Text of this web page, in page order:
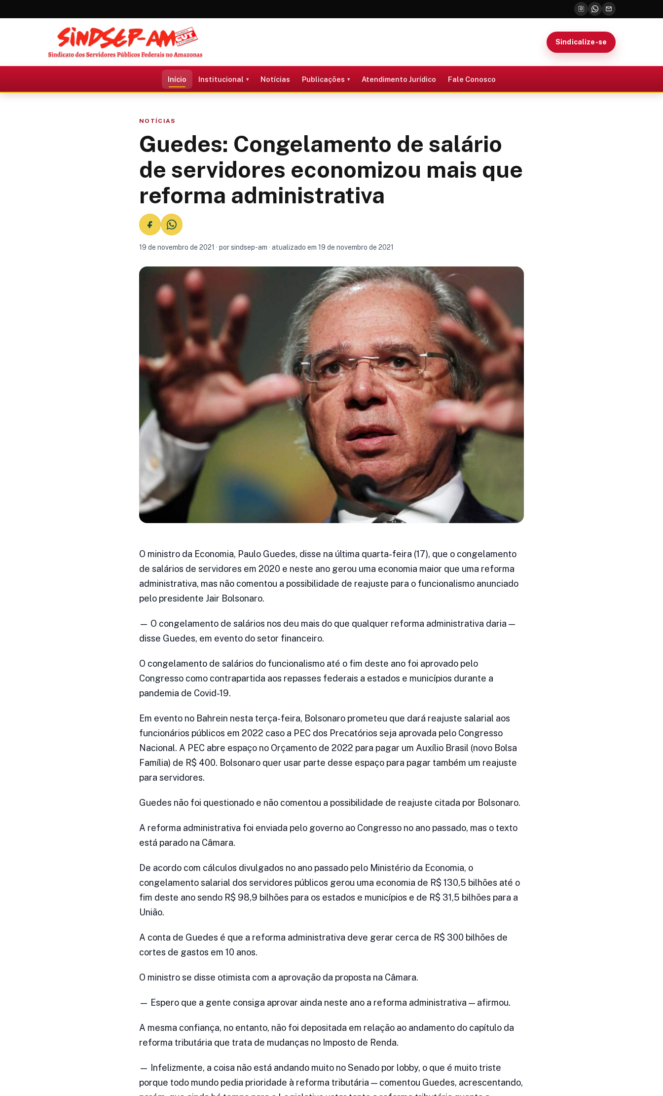
Sindicalize-se
Início Institucional Notícias Publicações Atendimento Jurídico Fale Conosco
NOTÍCIAS
Guedes: Congelamento de salário
de servidores economizou mais que
reforma administrativa
19 de novembro de 2021 · por sindsep-am · atualizado em 19 de novembro de 2021
O ministro da Economia, Paulo Guedes, disse na última quarta-feira (17), que o congelamento
de salários de servidores em 2020 e neste ano gerou uma economia maior que uma reforma
administrativa, mas não comentou a possibilidade de reajuste para o funcionalismo anunciado
pelo presidente Jair Bolsonaro.
— O congelamento de salários nos deu mais do que qualquer reforma administrativa daria —
disse Guedes, em evento do setor financeiro.
O congelamento de salários do funcionalismo até o fim deste ano foi aprovado pelo
Congresso como contrapartida aos repasses federais a estados e municípios durante a
pandemia de Covid-19.
Em evento no Bahrein nesta terça-feira, Bolsonaro prometeu que dará reajuste salarial aos
funcionários públicos em 2022 caso a PEC dos Precatórios seja aprovada pelo Congresso
Nacional. A PEC abre espaço no Orçamento de 2022 para pagar um Auxílio Brasil (novo Bolsa
Família) de R$ 400. Bolsonaro quer usar parte desse espaço para pagar também um reajuste
para servidores.
Guedes não foi questionado e não comentou a possibilidade de reajuste citada por Bolsonaro.
A reforma administrativa foi enviada pelo governo ao Congresso no ano passado, mas o texto
está parado na Câmara.
De acordo com cálculos divulgados no ano passado pelo Ministério da Economia, o
congelamento salarial dos servidores públicos gerou uma economia de R$ 130,5 bilhões até o
fim deste ano sendo R$ 98,9 bilhões para os estados e municípios e de R$ 31,5 bilhões para a
União.
A conta de Guedes é que a reforma administrativa deve gerar cerca de R$ 300 bilhões de
cortes de gastos em 10 anos.
O ministro se disse otimista com a aprovação da proposta na Câmara.
— Espero que a gente consiga aprovar ainda neste ano a reforma administrativa — afirmou.
A mesma confiança, no entanto, não foi depositada em relação ao andamento do capítulo da
reforma tributária que trata de mudanças no Imposto de Renda.
— Infelizmente, a coisa não está andando muito no Senado por lobby, o que é muito triste
porque todo mundo pedia prioridade à reforma tributária — comentou Guedes, acrescentando,